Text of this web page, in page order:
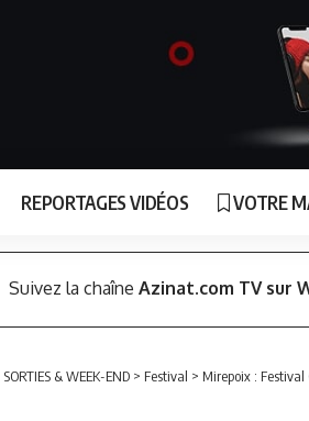
REPORTAGES VIDÉOS VOTRE
Suivez la chaîne Azinat.com TV sur
SORTIES & WEEK-END > Festival > Mirepoix :